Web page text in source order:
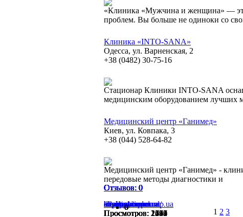
medongroup.ru
Просмотров: 1619
Отзывов: 0
0
klinika4.ru
Просмотров: 1275
Отзывов: 0
0
clinic-complex.ru
Просмотров: 2421
Отзывов: 0
0
dia.zp.ua
Просмотров: 2751
Отзывов: 0
0
kaplarosi.com.ua
Просмотров: 2097
Отзывов: 0
0
smart-mrt.com
Просмотров: 1740
Отзывов: 0
0
omega-kiev.ua
Просмотров: 1732
Отзывов: 0
0
manandwomen.dp.ua
Просмотров: 1365
«Клиника «Мужчина и женщина» —
проблем. Вы больше не одиноки со
Отзывов: 0
0
Клиника «INTO-SANA»
Одесса, ул. Варненская, 2
+38 (0482) 30-75-16
into-sana.com
Просмотров: 2194
Стационар Клиники INTO-SANA
медицинским оборудованием лучших
Отзывов: 0
0
Медицинский центр «Ганимед»
Киев, ул. Ковпака, 3
+38 (044) 528-64-82
http://ganimed.ua/
Просмотров: 2352
Медицинский центр «Ганимед» -
передовые методы диагностики и
Отзывов: 0
0
1 2 3